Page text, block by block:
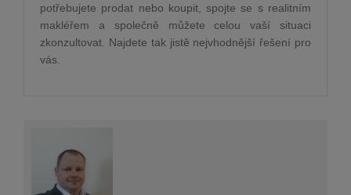
potřebujete prodat nebo koupit, spojte se s realitním
makléřem a společně můžete celou vaší situaci
zkonzultovat. Najdete tak jistě nejvhodnější řešení pro
vás.